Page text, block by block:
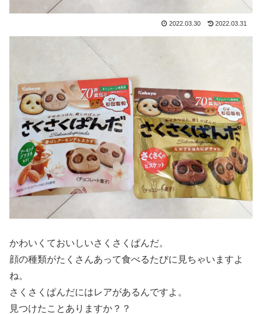
2022.03.30 2022.03.31
かわいくておいしいさくさくぱんだ。
顔の種類がたくさんあって食べるたびに見ちゃいますよ
ね。
さくさくぱんだにはレアがあるんですよ。
見つけたことありますか？？